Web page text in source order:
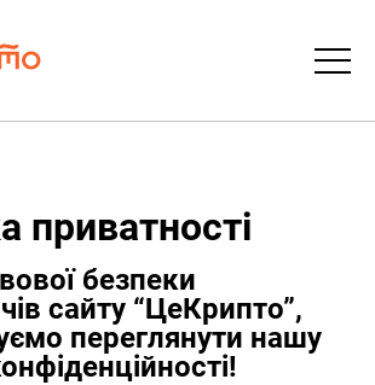
Словник
FAQ
Донати
приватності
безпеки
сайту “ЦеКрипто”,
переглянути нашу